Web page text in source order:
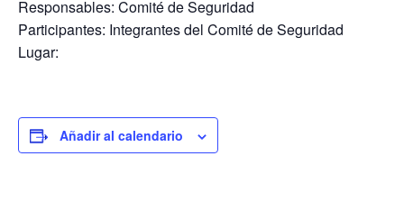
Responsables: Comité de Seguridad
Participantes: Integrantes del Comité de Seguridad
Lugar:
Añadir al calendario